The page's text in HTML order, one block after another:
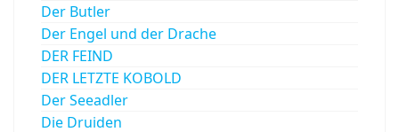
Der Butler
Der Engel und der Drache
DER FEIND
DER LETZTE KOBOLD
Der Seeadler
Die Druiden